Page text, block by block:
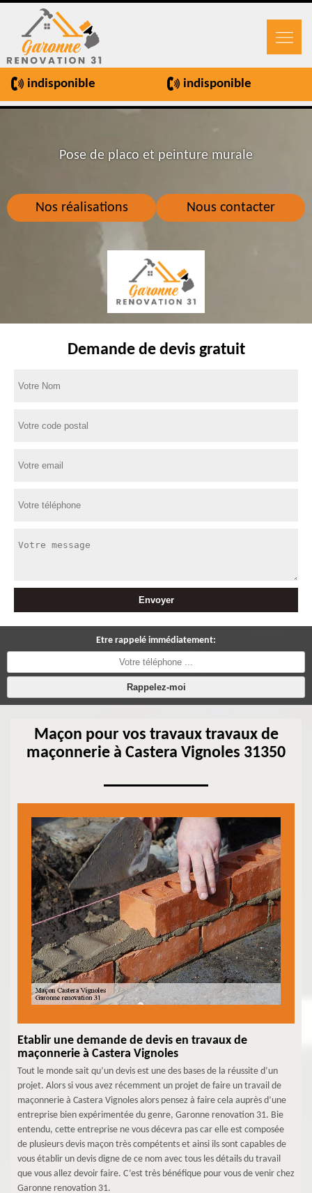
indisponible indisponible
Nos réalisations Nous contacter
Pose de placo et peinture murale
Demande de devis gratuit
Etre rappelé immédiatement:
Maçon pour vos travaux travaux de
maçonnerie à Castera Vignoles 31350
Etablir une demande de devis en travaux de
maçonnerie à Castera Vignoles
Tout le monde sait qu’un devis est une des bases de la réussite d’un
projet. Alors si vous avez récemment un projet de faire un travail de
maçonnerie à Castera Vignoles alors pensez à faire cela auprès d’une
entreprise bien expérimentée du genre, Garonne renovation 31. Bie
entendu, cette entreprise ne vous décevra pas car elle est composée
de plusieurs devis maçon très compétents et ainsi ils sont capables de
vous établir un devis digne de ce nom avec tous les détails du travail
que vous allez devoir faire. C’est très bénéfique pour vous de venir chez
Garonne renovation 31.